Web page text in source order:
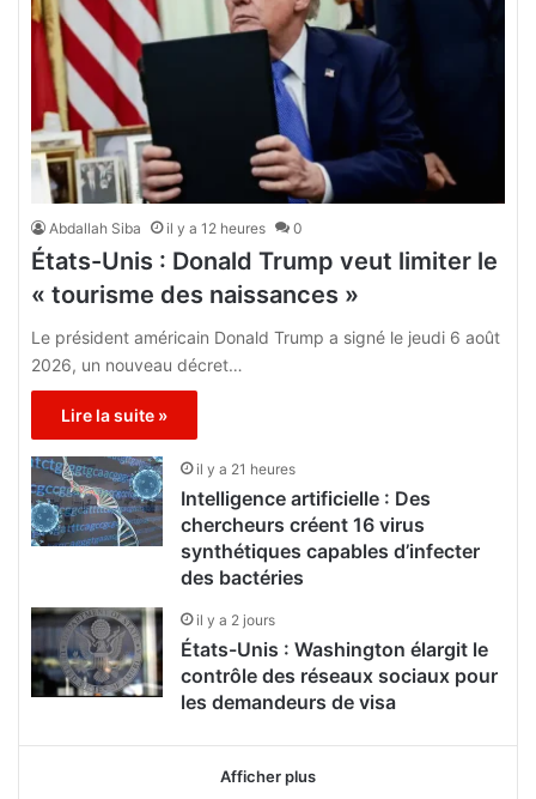
Abdallah Siba il y a 12 heures 0
États-Unis : Donald Trump veut limiter le
« tourisme des naissances »
Le président américain Donald Trump a signé le jeudi 6 août
2026, un nouveau décret…
Lire la suite »
il y a 21 heures
Intelligence artificielle : Des
chercheurs créent 16 virus
synthétiques capables d’infecter
des bactéries
il y a 2 jours
États-Unis : Washington élargit le
contrôle des réseaux sociaux pour
les demandeurs de visa
Afficher plus